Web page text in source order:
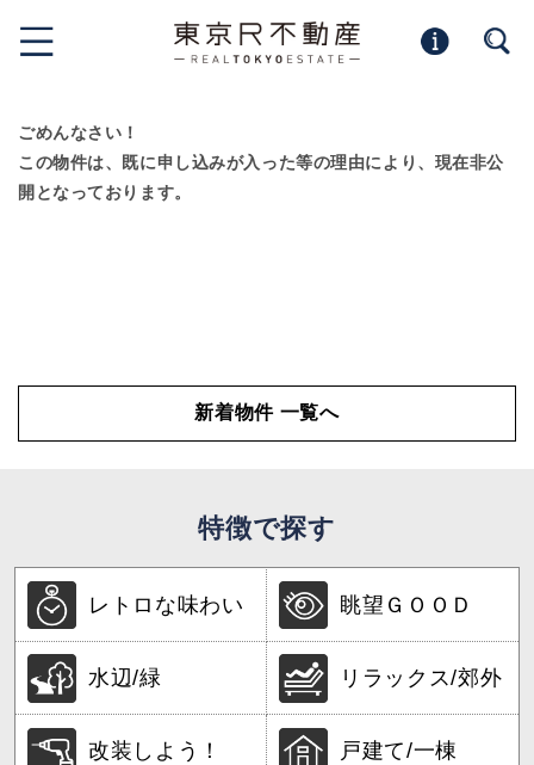
ごめんなさい！
この物件は、既に申し込みが入った等の理由により、現在非公
開となっております。
新着物件 一覧へ
特徴で探す
レトロな味わい 眺望ＧＯＯＤ
水辺/緑 リラックス/郊外
改装しよう！ 戸建て/一棟